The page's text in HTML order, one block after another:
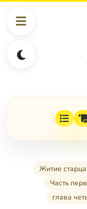
Житие
Часть
глава